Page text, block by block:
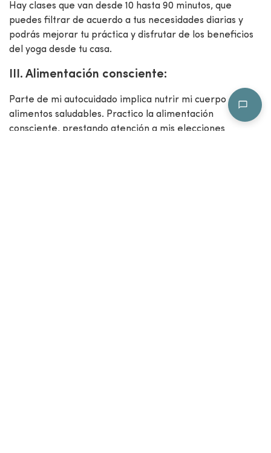
Hay clases que van desde 10 hasta 90 minutos, que
puedes filtrar de acuerdo a tus necesidades diarias y
podrás mejorar tu práctica y disfrutar de los beneficios
del yoga desde tu casa.
III. Alimentación consciente:
Parte de mi autocuidado implica nutrir mi cuerpo con
alimentos saludables. Practico la alimentación
consciente, prestando atención a mis elecciones